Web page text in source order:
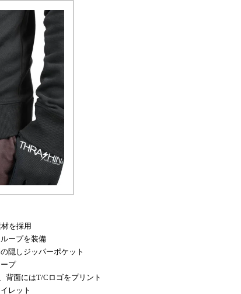
を採用
ープを装備
隠しジッパーポケット
プ
背面にはT/Cロゴをプリント
レット